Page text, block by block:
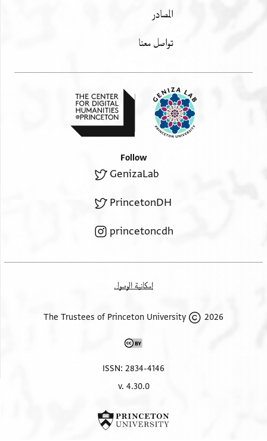
المصادر
تواصل معنا
Follow
GenizaLab
PrincetonDH
princetoncdh
إمكانية الوصول
2026 The Trustees of Princeton University
ISSN: 2834-4146
v. 4.30.0